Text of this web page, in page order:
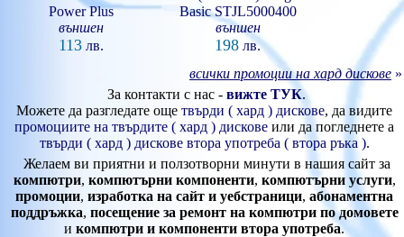
Power Plus
външен
113 лв.
Basic STJL5000400
външен
198 лв.
всички промоции на хард дискове »
За контакти с нас -вижте ТУК.
Можете да разгледате ощетвърди ( хард ) дискове, да видите
промоциите на твърдите ( хард ) дискове или да погледнете а
твърди ( хард ) дискове втора употреба ( втора ръка ).
Желаем ви приятни и ползотворни минути в нашия сайт за
компютри, компютърни компоненти, компютърни услуги,
промоции,изработка на сайт и уебстраници,абонаментна
поддръжка, посещение за ремонт на компютри по домовете
икомпютри и компоненти втора употреба.